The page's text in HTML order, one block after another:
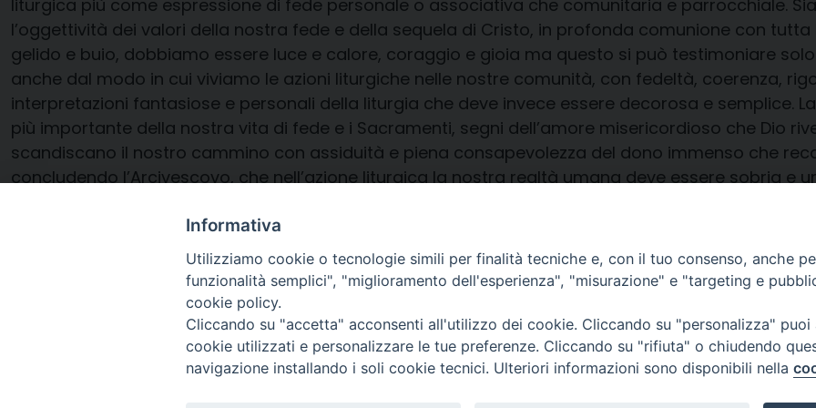
liturgica più come espressione di fede personale o associativa che comunitaria e parrocchiale.
l’oggettività dei valori della nostra fede e della sequela di Cristo, in profonda comunione con tutta
gelido e buio, dobbiamo essere luce e calore, coraggio e gioia ma questo si può testimoniare
anche dal modo in cui viviamo le azioni liturgiche nelle nostre comunità, con fedeltà, coerenza,
interpretazioni fantasiose e personali della liturgia che deve invece essere decorosa e semplice.
più importante della nostra vita di fede e i Sacramenti, segni dell’amore misericordioso che Dio
scandiscano il nostro cammino con assiduità e piena consapevolezza del dono immenso che
concludendo l’Arcivescovo, che nell’azione liturgica la nostra realtà umana deve essere sobria e
Arcidiocesi di Ravenna-Cervia CONTATTI
Informativa
Utilizziamo cookie o tecnologie simili per finalità tecniche e, con il tuo consenso, anche
funzionalità semplici", "miglioramento dell'esperienza", "misurazione" e "targeting e
cookie policy.
Cliccando su "accetta" acconsenti all'utilizzo dei cookie. Cliccando su "personalizza"
cookie utilizzati e personalizzare le tue preferenze. Cliccando su "rifiuta" o chiudendo
navigazione installando i soli cookie tecnici. Ulteriori informazioni sono disponibili nella